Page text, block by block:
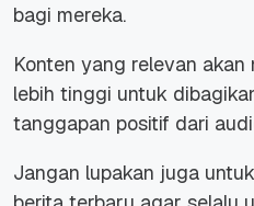
bagi mereka.
Konten yang relevan akan
lebih tinggi untuk
tanggapan positif dari
Jangan lupakan juga